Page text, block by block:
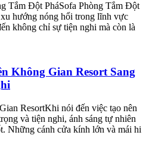
Tắm Đột PháSofa Phòng Tắm Đột
hướng nóng hổi trong lĩnh vực
không chỉ sự tiện nghi mà còn là
Không Gian Resort Sang
ResortKhi nói đến việc tạo nên
và tiện nghi, ánh sáng tự nhiên
Những cánh cửa kính lớn và mái hi